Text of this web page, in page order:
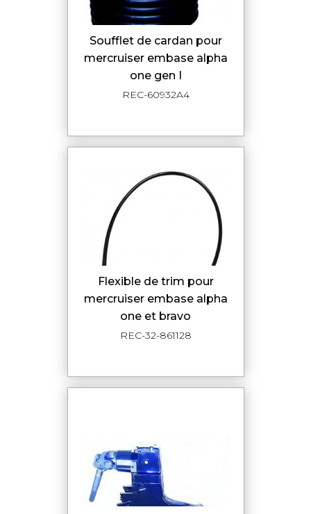
soufflet de cardan pour
mercruiser embase alpha
one gen I
REC-60932A4
flexible de trim pour
mercruiser embase alpha
one et bravo
REC-32-861128